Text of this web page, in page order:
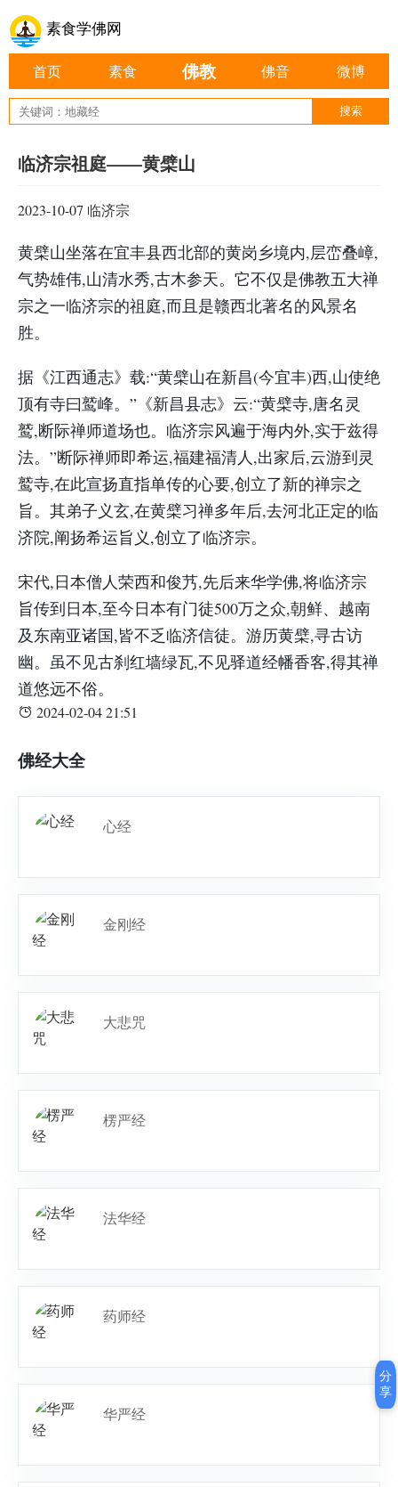
素食学佛网
首页 素食 佛教 佛音 微博
临济宗祖庭——黄檗山
2023-10-07 临济宗
黄檗山坐落在宜丰县西北部的黄岗乡境内,层峦叠嶂,
气势雄伟,山清水秀,古木参天。它不仅是佛教五大禅
宗之一临济宗的祖庭,而且是赣西北著名的风景名
胜。
据《江西通志》载:“黄檗山在新昌(今宜丰)西,山使绝
顶有寺曰鹫峰。”《新昌县志》云:“黄檗寺,唐名灵
鹫,断际禅师道场也。临济宗风遍于海内外,实于兹得
法。”断际禅师即希运,福建福清人,出家后,云游到灵
鹫寺,在此宣扬直指单传的心要,创立了新的禅宗之
旨。其弟子义玄,在黄檗习禅多年后,去河北正定的临
济院,阐扬希运旨义,创立了临济宗。
宋代,日本僧人荣西和俊艿,先后来华学佛,将临济宗
旨传到日本,至今日本有门徒500万之众,朝鲜、越南
及东南亚诸国,皆不乏临济信徒。游历黄檗,寻古访
幽。虽不见古刹红墙绿瓦,不见驿道经幡香客,得其禅
道悠远不俗。
2024-02-04 21:51
佛经大全
心经
金刚经
大悲咒
楞严经
法华经
药师经
华严经
分
享